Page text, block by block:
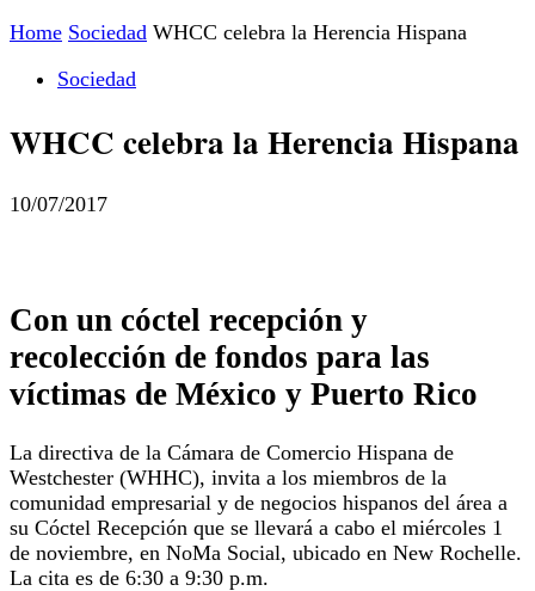
Home Sociedad WHCC celebra la Herencia Hispana
Sociedad
WHCC celebra la Herencia Hispana
10/07/2017
Con un cóctel recepción y
recolección de fondos para las
víctimas de México y Puerto Rico
La directiva de la Cámara de Comercio Hispana de
Westchester (WHHC), invita a los miembros de la
comunidad empresarial y de negocios hispanos del área a
su Cóctel Recepción que se llevará a cabo el miércoles 1
de noviembre, en NoMa Social, ubicado en New Rochelle.
La cita es de 6:30 a 9:30 p.m.